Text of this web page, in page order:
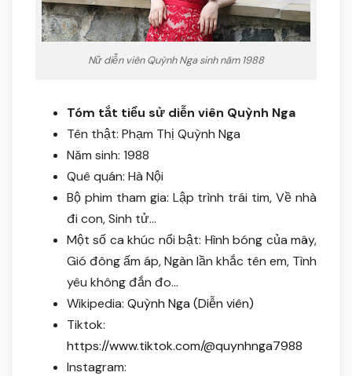
Nữ diễn viên Quỳnh Nga sinh năm 1988
Tóm tắt tiểu sử diễn viên Quỳnh Nga
Tên thật: Phạm Thị Quỳnh Nga
Năm sinh: 1988
Quê quán: Hà Nội
Bộ phim tham gia: Lập trình trái tim, Về nhà
đi con, Sinh tử…
Một số ca khúc nổi bật: Hình bóng của mây,
Gió đông ấm áp, Ngàn lần khắc tên em, Tình
yêu không đắn đo…
Wikipedia: Quỳnh Nga (Diễn viên)
Tiktok:
https://www.tiktok.com/@quynhnga7988
Instagram: